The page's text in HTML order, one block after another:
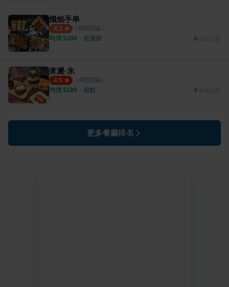
熾焰手串
4.3 （ 8則評論）
均消 $300 ・ 居酒屋
來遲·氷
4.5 （ 4則評論）
均消 $180 ・ 甜點
更多餐廳排名